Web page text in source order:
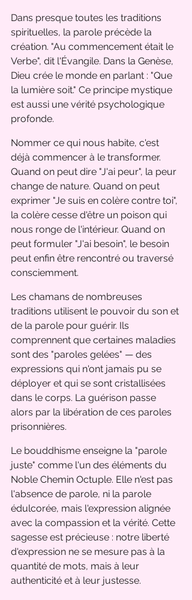
Dans presque toutes les traditions
spirituelles, la parole précède la
création. "Au commencement était le
Verbe", dit l'Évangile. Dans la Genèse,
Dieu crée le monde en parlant : "Que
la lumière soit." Ce principe mystique
est aussi une vérité psychologique
profonde.
Nommer ce qui nous habite, c'est
déjà commencer à le transformer.
Quand on peut dire "J'ai peur", la peur
change de nature. Quand on peut
exprimer "Je suis en colère contre toi",
la colère cesse d'être un poison qui
nous ronge de l'intérieur. Quand on
peut formuler "J'ai besoin", le besoin
peut enfin être rencontré ou traversé
consciemment.
Les chamans de nombreuses
traditions utilisent le pouvoir du son et
de la parole pour guérir. Ils
comprennent que certaines maladies
sont des "paroles gelées" — des
expressions qui n'ont jamais pu se
déployer et qui se sont cristallisées
dans le corps. La guérison passe
alors par la libération de ces paroles
prisonnières.
Le bouddhisme enseigne la "parole
juste" comme l'un des éléments du
Noble Chemin Octuple. Elle n'est pas
l'absence de parole, ni la parole
édulcorée, mais l'expression alignée
avec la compassion et la vérité. Cette
sagesse est précieuse : notre liberté
d'expression ne se mesure pas à la
quantité de mots, mais à leur
authenticité et à leur justesse.